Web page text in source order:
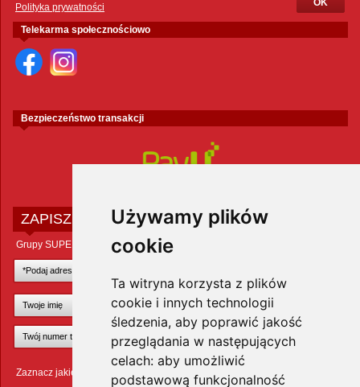
Używamy plików
cookie
Ta witryna korzysta z plików
cookie i innych technologii
śledzenia, aby poprawić jakość
przeglądania w następujących
celach: aby umożliwić
podstawową funkcjonalność
Polityka prywatności
Telekarma społecznościowo
Bezpieczeństwo transakcji
ZAPISZ SIĘ DO NEWSLETTERA
Grupy SUPER ZOO POLAND Sp. z o.o.
Zaznacz jakie zwierzęta Cię interesują